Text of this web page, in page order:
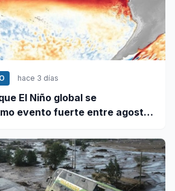
hace 3 días
El Niño global se
evento fuerte entre agosto